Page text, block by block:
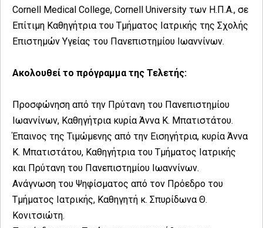
Cornell Medical College, Cornell University των Η.Π.Α., σε
Επίτιμη Καθηγήτρια του Τμήματος Ιατρικής της Σχολής
Επιστημών Υγείας του Πανεπιστημίου Ιωαννίνων.
Ακολουθεί το πρόγραμμα της Τελετής:
Προσφώνηση από την Πρύτανη του Πανεπιστημίου
Ιωαννίνων, Καθηγήτρια κυρία Άννα Κ. Μπατιστάτου.
Έπαινος της Τιμώμενης από την Εισηγήτρια, κυρία Άννα
Κ. Μπατιστάτου, Καθηγήτρια του Τμήματος Ιατρικής
και Πρύτανη του Πανεπιστημίου Ιωαννίνων.
Ανάγνωση του Ψηφίσματος από τον Πρόεδρο του
Τμήματος Ιατρικής, Καθηγητή κ. Σπυρίδωνα Θ.
Κονιτσιώτη.